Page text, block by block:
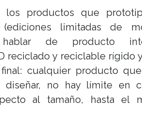
los productos que
(ediciones limitadas de
de producto
reciclado y reciclable rígido
cualquier producto
diseñar, no hay límite en
al tamaño, hasta el